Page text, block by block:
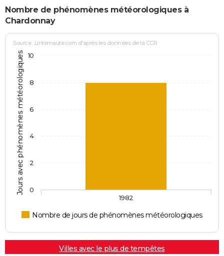
Nombre de phénomènes météorologiques à
Chardonnay
Jours avec phénomènes météorologiques
Source : Linternaute.com d'après les données de la CCR
Nombre de jours de phénomènes météorologiques
1982
0
2
4
6
8
10
Villes avec le plus de tempêtes